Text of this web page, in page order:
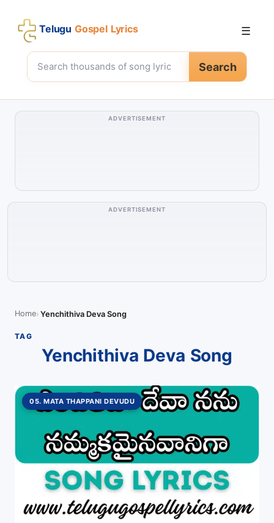
Telugu Gospel Lyrics
Search
☰
ADVERTISEMENT
ADVERTISEMENT
Home Yenchithiva Deva Song
TAG
Yenchithiva Deva Song
05. MATA THAPPANI DEVUDU